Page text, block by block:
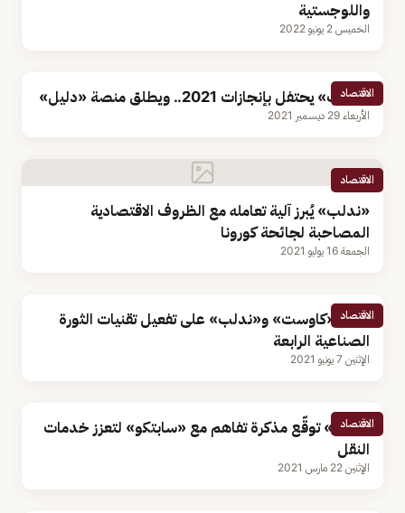
واللوجستية
الخميس 2 يونيو 2022
الاقتصاد
«ندلب» يحتفل بإنجازات 2021.. ويطلق منصة «دليل»
الأربعاء 29 ديسمبر 2021
الاقتصاد
«ندلب» يُبرز آلية تعامله مع الظروف الاقتصادية
المصاحبة لجائحة كورونا
الجمعة 16 يوليو 2021
الاقتصاد
اتفاق «كاوست» و«ندلب» على تفعيل تقنيات الثورة
الصناعية الرابعة
الإثنين 7 يونيو 2021
الاقتصاد
«مدن» توقّع مذكرة تفاهم مع «سابتكو» لتعزز خدمات
النقل
الإثنين 22 مارس 2021